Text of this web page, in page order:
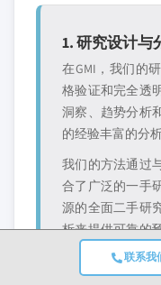
联系我
1. 研究设计与
在GMI，我们的
格验证和完全透
洞察、趋势分析
的经验丰富的分
我们的方法通过
合了广泛的一手
源的全面二手研
析来提供可靠的
终洞察的完全可